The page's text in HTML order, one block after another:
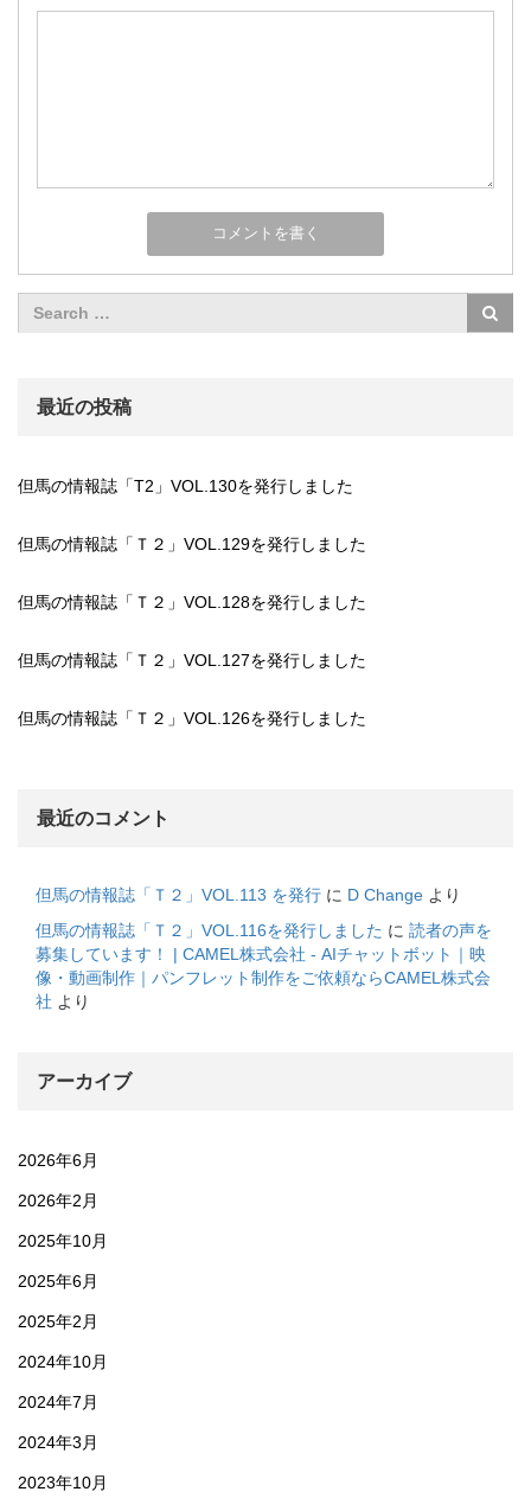
最近の投稿
但馬の情報誌「T2」VOL.130を発行しました
但馬の情報誌「Ｔ２」VOL.129を発行しました
但馬の情報誌「Ｔ２」VOL.128を発行しました
但馬の情報誌「Ｔ２」VOL.127を発行しました
但馬の情報誌「Ｔ２」VOL.126を発行しました
最近のコメント
但馬の情報誌「Ｔ２」VOL.113 を発行 に D Change より
但馬の情報誌「Ｔ２」VOL.116を発行しました に 読者の声を
募集しています！ | CAMEL株式会社 - AIチャットボット｜映
像・動画制作｜パンフレット制作をご依頼ならCAMEL株式会
社 より
アーカイブ
2026年6月
2026年2月
2025年10月
2025年6月
2025年2月
2024年10月
2024年7月
2024年3月
2023年10月